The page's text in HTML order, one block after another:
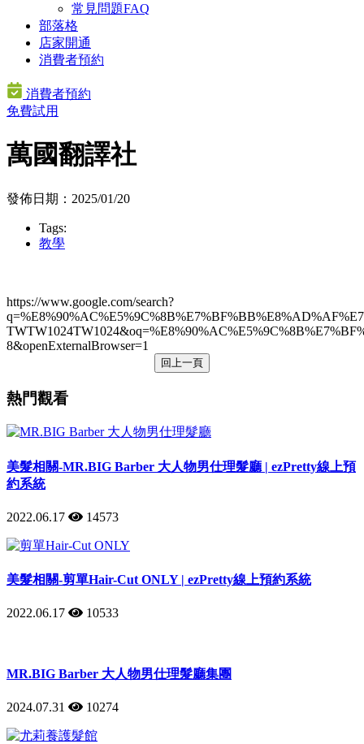
常見問題FAQ
部落格
店家開通
消費者預約
消費者預約
免費試用
萬國翻譯社
發佈日期：2025/01/20
Tags:
教學
https://www.google.com/search?
8&openExternalBrowser=1
回上一頁
熱門觀看
美髮相關-MR.BIG Barber 大人物男仕理髮廳 | ezPretty線上預
約系統
2022.06.17 14573
美髮相關-剪單Hair-Cut ONLY | ezPretty線上預約系統
2022.06.17 10533
MR.BIG Barber 大人物男仕理髮廳集團
2024.07.31 10274